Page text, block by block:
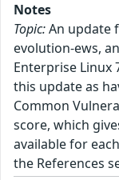
Notes
Topic:An update
evolution-ews,
Enterprise Linux
this update as
Common
score, which
available for
the References